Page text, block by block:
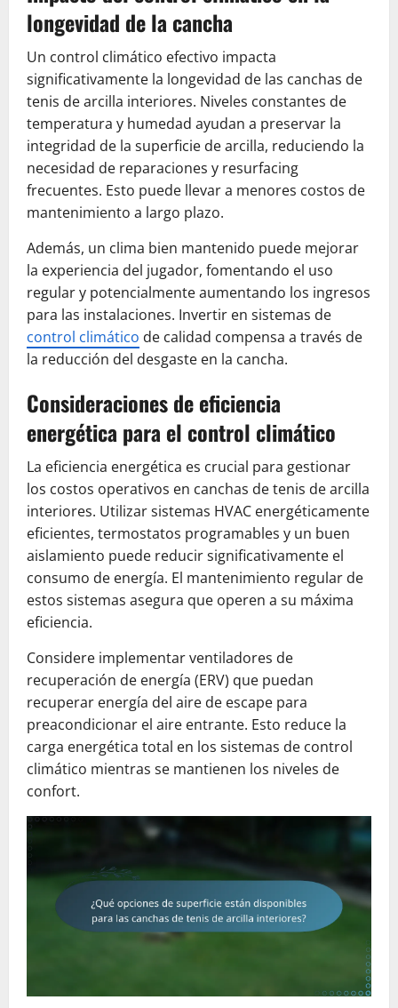
longevidad de la cancha
Un control climático efectivo impacta
significativamente la longevidad de las canchas de
tenis de arcilla interiores. Niveles constantes de
temperatura y humedad ayudan a preservar la
integridad de la superficie de arcilla, reduciendo la
necesidad de reparaciones y resurfacing
frecuentes. Esto puede llevar a menores costos de
mantenimiento a largo plazo.
Además, un clima bien mantenido puede mejorar
la experiencia del jugador, fomentando el uso
regular y potencialmente aumentando los ingresos
para las instalaciones. Invertir en sistemas de
control climático de calidad compensa a través de
la reducción del desgaste en la cancha.
Consideraciones de eficiencia
energética para el control climático
La eficiencia energética es crucial para gestionar
los costos operativos en canchas de tenis de arcilla
interiores. Utilizar sistemas HVAC energéticamente
eficientes, termostatos programables y un buen
aislamiento puede reducir significativamente el
consumo de energía. El mantenimiento regular de
estos sistemas asegura que operen a su máxima
eficiencia.
Considere implementar ventiladores de
recuperación de energía (ERV) que puedan
recuperar energía del aire de escape para
preacondicionar el aire entrante. Esto reduce la
carga energética total en los sistemas de control
climático mientras se mantienen los niveles de
confort.